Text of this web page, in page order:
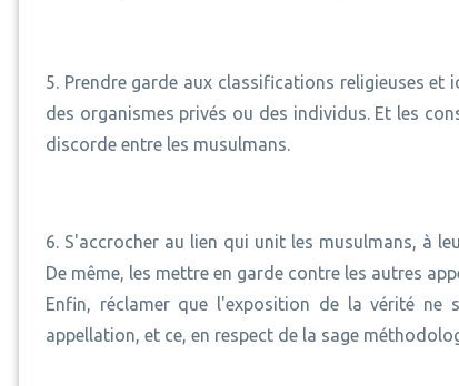
5. Prendre garde aux classifications religieuses
des organismes privés ou des individus. Et les
discorde entre les musulmans.
6. S'accrocher au lien qui unit les musulmans, à
De même, les mettre en garde contre les autres
Enfin, réclamer que l'exposition de la vérité
appellation, et ce, en respect de la sage